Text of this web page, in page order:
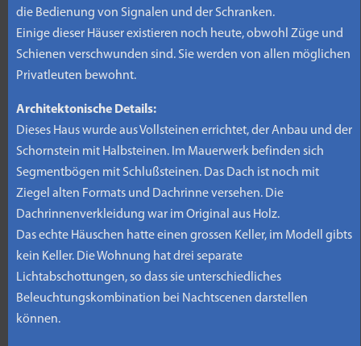
die Bedienung von Signalen und der Schranken.
Einige dieser Häuser existieren noch heute, obwohl Züge und
Schienen verschwunden sind. Sie werden von allen möglichen
Privatleuten bewohnt.
Architektonische Details:
Dieses Haus wurde aus Vollsteinen errichtet, der Anbau und der
Schornstein mit Halbsteinen. Im Mauerwerk befinden sich
Segmentbögen mit Schlußsteinen. Das Dach ist noch mit
Ziegel alten Formats und Dachrinne versehen. Die
Dachrinnenverkleidung war im Original aus Holz.
Das echte Häuschen hatte einen grossen Keller, im Modell gibts
kein Keller. Die Wohnung hat drei separate
Lichtabschottungen, so dass sie unterschiedliches
Beleuchtungskombination bei Nachtscenen darstellen
können.